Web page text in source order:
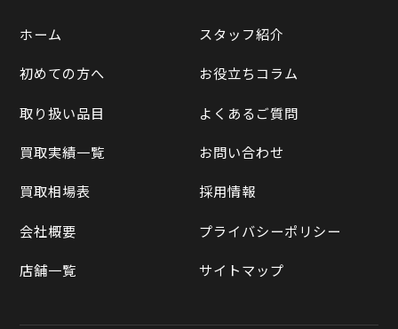
LINE査定
買取実績一覧
買取相場表
Yahooショッピング
Yahoo!オークション
メルカリ
ラクマ
ホーム
初めての方へ
取り扱い品目
買取実績一覧
買取相場表
会社概要
店舗一覧
スタッフ紹介
お役立ちコラム
よくあるご質問
お問い合わせ
採用情報
プライバシーポリシー
サイトマップ